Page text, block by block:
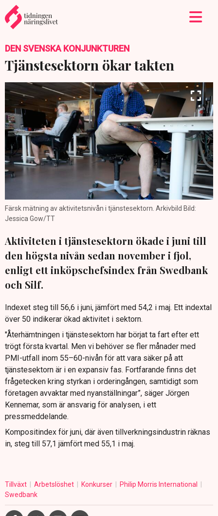
DEN SVENSKA KONJUNKTUREN
Tjänstesektorn ökar takten
Färsk mätning av aktivitetsnivån i tjänstesektorn. Arkivbild Bild:
Jessica Gow/TT
Aktiviteten i tjänstesektorn ökade i juni till
den högsta nivån sedan november i fjol,
enligt ett inköpschefsindex från Swedbank
och Silf.
Indexet steg till 56,6 i juni, jämfört med 54,2 i maj. Ett indextal
över 50 indikerar ökad aktivitet i sektorn.
"Återhämtningen i tjänstesektorn har börjat ta fart efter ett
trögt första kvartal. Men vi behöver se fler månader med
PMI-utfall inom 55–60-nivån för att vara säker på att
tjänstesektorn är i en expansiv fas. Fortfarande finns det
frågetecken kring styrkan i orderingången, samtidigt som
företagen avvaktar med nyanställningar”, säger Jörgen
Kennemar, som är ansvarig för analysen, i ett
pressmeddelande.
Kompositindex för juni, där även tillverkningsindustrin räknas
in, steg till 57,1 jämfört med 55,1 i maj.
Tillväxt Arbetslöshet Konkurser
Philip Morris International
Swedbank